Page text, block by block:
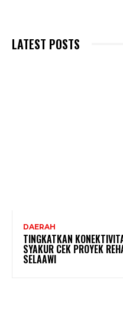
LATEST POSTS
DAERAH
TINGKATKAN
SYAKUR CEK PROYEK
SELAAWI